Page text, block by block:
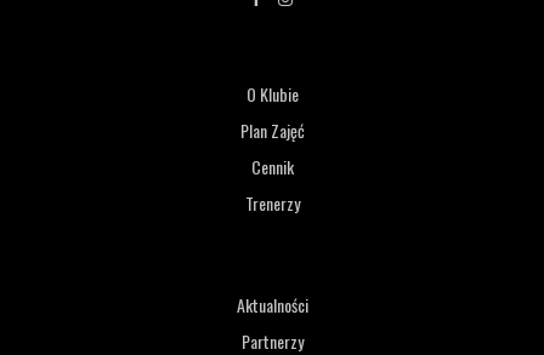
O Klubie
Plan Zajęć
Cennik
Trenerzy
Aktualności
Partnerzy